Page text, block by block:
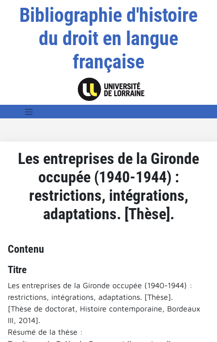
Bibliographie d'histoire
du droit en langue
française
Les entreprises de la Gironde
occupée (1940-1944) :
restrictions, intégrations,
adaptations. [Thèse].
Contenu
Titre
Les entreprises de la Gironde occupée (1940-1944) :
restrictions, intégrations, adaptations. [Thèse].
[Thèse de doctorat, Histoire contemporaine, Bordeaux
III, 2014].
Résumé de la thèse :